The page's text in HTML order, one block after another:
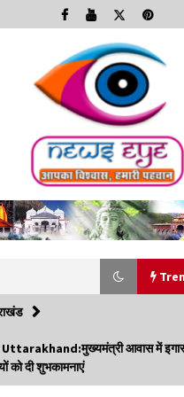
Now
Minorities Rights Day : विश्व
कार्यक्रम में शामिल हुए सीएम,आधुनिक
आवास में इगास
को दी शुभकामनाएं